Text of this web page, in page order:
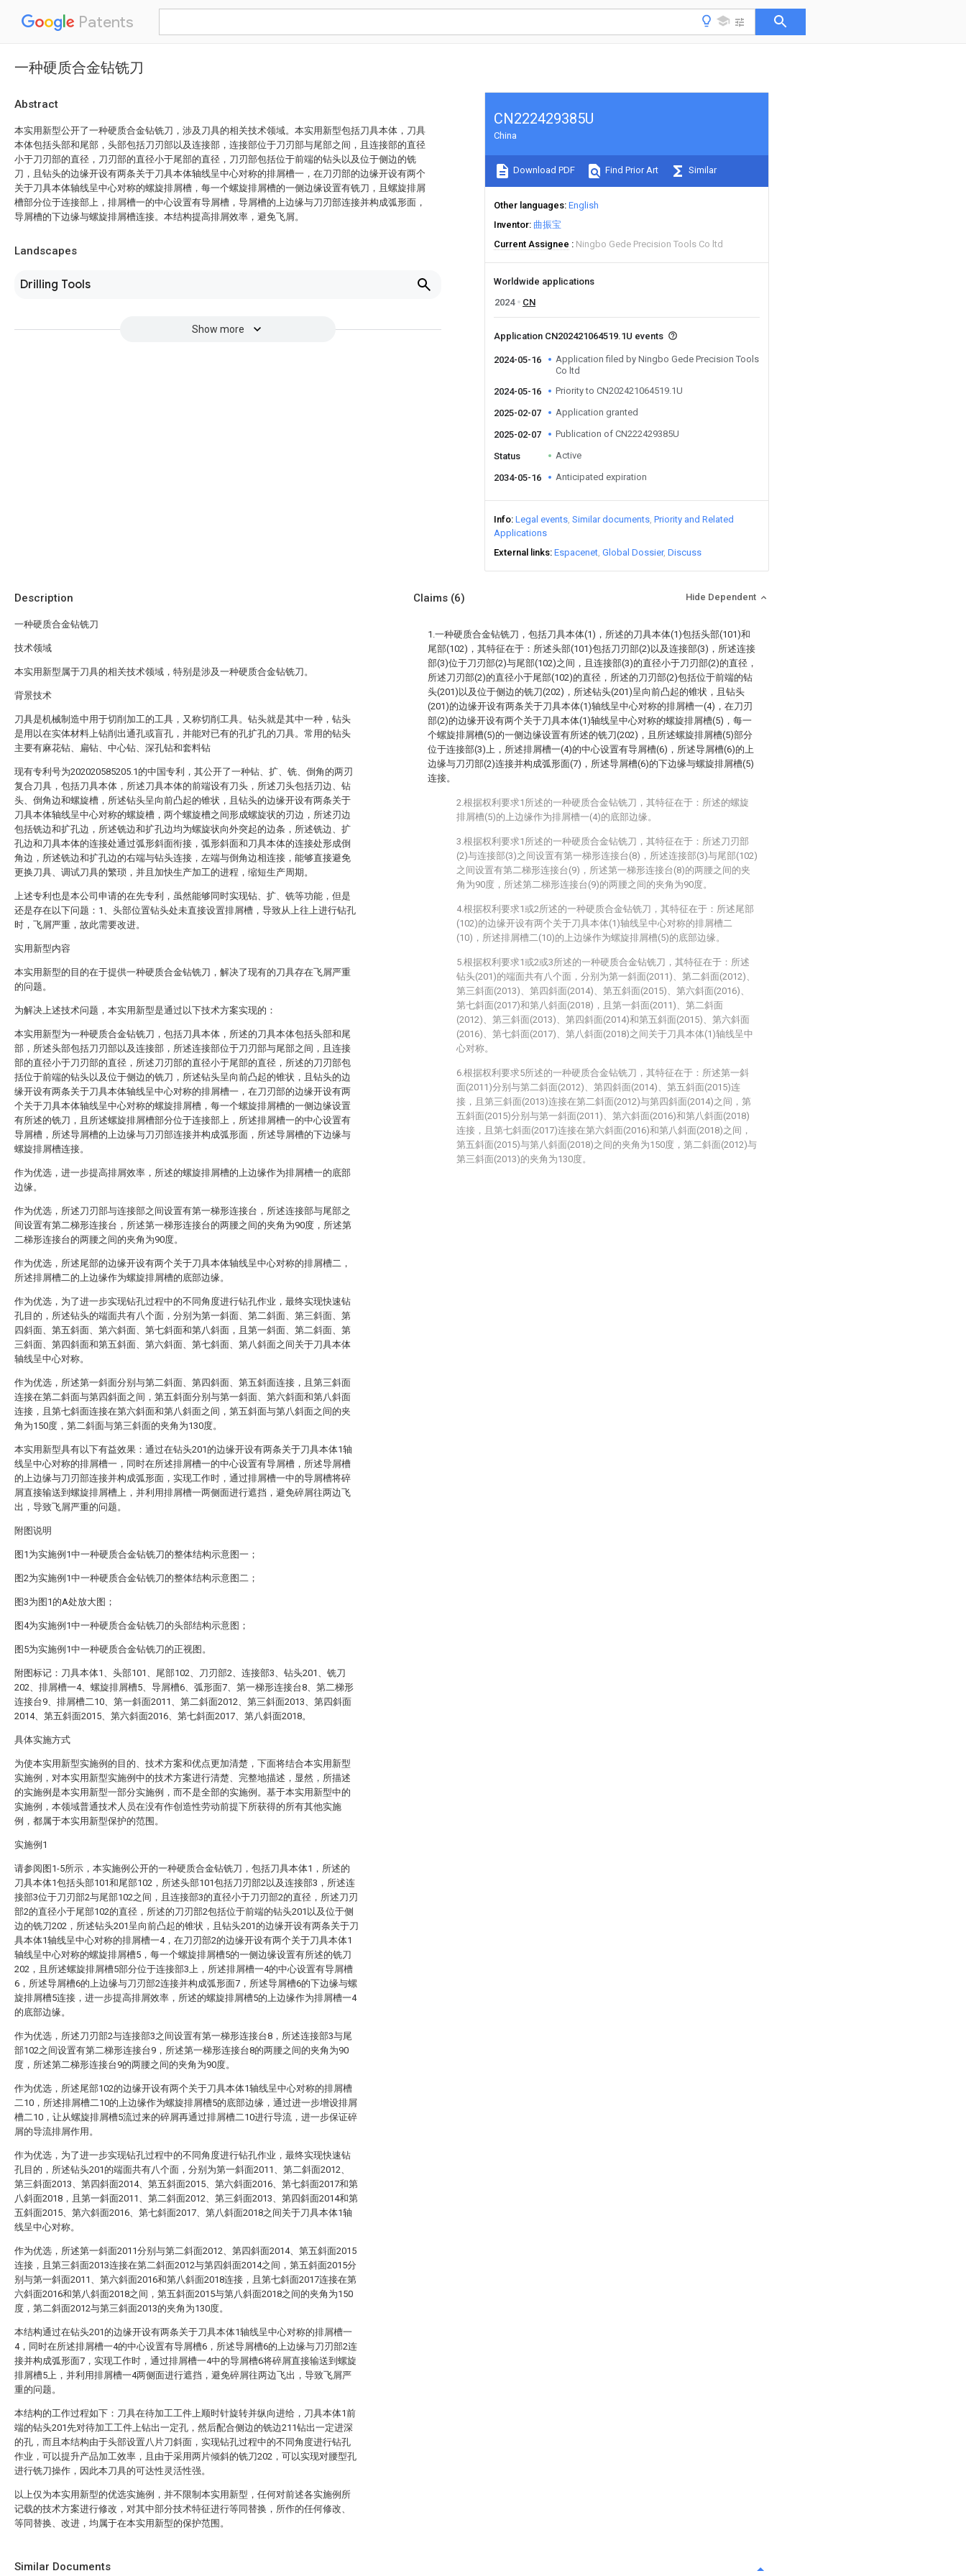
Patents
一种硬质合金钻铣刀
Abstract
本实用新型公开了一种硬质合金钻铣刀，涉及刀具的相关技术领域。本实用新型包括刀具本体，刀具
本体包括头部和尾部，头部包括刀刃部以及连接部，连接部位于刀刃部与尾部之间，且连接部的直径
小于刀刃部的直径，刀刃部的直径小于尾部的直径，刀刃部包括位于前端的钻头以及位于侧边的铣
刀，且钻头的边缘开设有两条关于刀具本体轴线呈中心对称的排屑槽一，在刀刃部的边缘开设有两个
关于刀具本体轴线呈中心对称的螺旋排屑槽，每一个螺旋排屑槽的一侧边缘设置有铣刀，且螺旋排屑
槽部分位于连接部上，排屑槽一的中心设置有导屑槽，导屑槽的上边缘与刀刃部连接并构成弧形面，
导屑槽的下边缘与螺旋排屑槽连接。本结构提高排屑效率，避免飞屑。
Landscapes
Drilling Tools
Show more
CN222429385U
China
Download PDF Find Prior Art Similar
Other languages English
Inventor 曲振宝
Current Assignee
Ningbo Gede Precision Tools Co ltd
Worldwide applications
2024
CN
Application CN202421064519.1U events
2024-05-16
Application filed by Ningbo Gede Precision Tools
Co ltd
2024-05-16
Priority to CN202421064519.1U
2025-02-07 Application granted
2025-02-07 Publication of CN222429385U
Status Active
2034-05-16 Anticipated expiration
Info Legal events Similar documents Priority and Related
Applications
External links Espacenet Global Dossier Discuss
Description
一种硬质合金钻铣刀
技术领域
本实用新型属于刀具的相关技术领域，特别是涉及一种硬质合金钻铣刀。
背景技术
刀具是机械制造中用于切削加工的工具，又称切削工具。钻头就是其中一种，钻头
是用以在实体材料上钻削出通孔或盲孔，并能对已有的孔扩孔的刀具。常用的钻头
主要有麻花钻、扁钻、中心钻、深孔钻和套料钻
现有专利号为202020585205.1的中国专利，其公开了一种钻、扩、铣、倒角的两刃
复合刀具，包括刀具本体，所述刀具本体的前端设有刀头，所述刀头包括刃边、钻
头、倒角边和螺旋槽，所述钻头呈向前凸起的锥状，且钻头的边缘开设有两条关于
刀具本体轴线呈中心对称的螺旋槽，两个螺旋槽之间形成螺旋状的刃边，所述刃边
包括铣边和扩孔边，所述铣边和扩孔边均为螺旋状向外突起的边条，所述铣边、扩
孔边和刀具本体的连接处通过弧形斜面衔接，弧形斜面和刀具本体的连接处形成倒
角边，所述铣边和扩孔边的右端与钻头连接，左端与倒角边相连接，能够直接避免
更换刀具、调试刀具的繁琐，并且加快生产加工的进程，缩短生产周期。
上述专利也是本公司申请的在先专利，虽然能够同时实现钻、扩、铣等功能，但是
还是存在以下问题：1、头部位置钻头处未直接设置排屑槽，导致从上往上进行钻孔
时，飞屑严重，故此需要改进。
实用新型内容
本实用新型的目的在于提供一种硬质合金钻铣刀，解决了现有的刀具存在飞屑严重
的问题。
为解决上述技术问题，本实用新型是通过以下技术方案实现的：
本实用新型为一种硬质合金钻铣刀，包括刀具本体，所述的刀具本体包括头部和尾
部，所述头部包括刀刃部以及连接部，所述连接部位于刀刃部与尾部之间，且连接
部的直径小于刀刃部的直径，所述刀刃部的直径小于尾部的直径，所述的刀刃部包
括位于前端的钻头以及位于侧边的铣刀，所述钻头呈向前凸起的锥状，且钻头的边
缘开设有两条关于刀具本体轴线呈中心对称的排屑槽一，在刀刃部的边缘开设有两
个关于刀具本体轴线呈中心对称的螺旋排屑槽，每一个螺旋排屑槽的一侧边缘设置
有所述的铣刀，且所述螺旋排屑槽部分位于连接部上，所述排屑槽一的中心设置有
导屑槽，所述导屑槽的上边缘与刀刃部连接并构成弧形面，所述导屑槽的下边缘与
螺旋排屑槽连接。
作为优选，进一步提高排屑效率，所述的螺旋排屑槽的上边缘作为排屑槽一的底部
边缘。
作为优选，所述刀刃部与连接部之间设置有第一梯形连接台，所述连接部与尾部之
间设置有第二梯形连接台，所述第一梯形连接台的两腰之间的夹角为90度，所述第
二梯形连接台的两腰之间的夹角为90度。
作为优选，所述尾部的边缘开设有两个关于刀具本体轴线呈中心对称的排屑槽二，
所述排屑槽二的上边缘作为螺旋排屑槽的底部边缘。
作为优选，为了进一步实现钻孔过程中的不同角度进行钻孔作业，最终实现快速钻
孔目的，所述钻头的端面共有八个面，分别为第一斜面、第二斜面、第三斜面、第
四斜面、第五斜面、第六斜面、第七斜面和第八斜面，且第一斜面、第二斜面、第
三斜面、第四斜面和第五斜面、第六斜面、第七斜面、第八斜面之间关于刀具本体
轴线呈中心对称。
作为优选，所述第一斜面分别与第二斜面、第四斜面、第五斜面连接，且第三斜面
连接在第二斜面与第四斜面之间，第五斜面分别与第一斜面、第六斜面和第八斜面
连接，且第七斜面连接在第六斜面和第八斜面之间，第五斜面与第八斜面之间的夹
角为150度，第二斜面与第三斜面的夹角为130度。
本实用新型具有以下有益效果：通过在钻头201的边缘开设有两条关于刀具本体1轴
线呈中心对称的排屑槽一，同时在所述排屑槽一的中心设置有导屑槽，所述导屑槽
的上边缘与刀刃部连接并构成弧形面，实现工作时，通过排屑槽一中的导屑槽将碎
屑直接输送到螺旋排屑槽上，并利用排屑槽一两侧面进行遮挡，避免碎屑往两边飞
出，导致飞屑严重的问题。
附图说明
图1为实施例1中一种硬质合金钻铣刀的整体结构示意图一；
图2为实施例1中一种硬质合金钻铣刀的整体结构示意图二；
图3为图1的A处放大图；
图4为实施例1中一种硬质合金钻铣刀的头部结构示意图；
图5为实施例1中一种硬质合金钻铣刀的正视图。
附图标记：刀具本体1、头部101、尾部102、刀刃部2、连接部3、钻头201、铣刀
202、排屑槽一4、螺旋排屑槽5、导屑槽6、弧形面7、第一梯形连接台8、第二梯形
连接台9、排屑槽二10、第一斜面2011、第二斜面2012、第三斜面2013、第四斜面
2014、第五斜面2015、第六斜面2016、第七斜面2017、第八斜面2018。
具体实施方式
为使本实用新型实施例的目的、技术方案和优点更加清楚，下面将结合本实用新型
实施例，对本实用新型实施例中的技术方案进行清楚、完整地描述，显然，所描述
的实施例是本实用新型一部分实施例，而不是全部的实施例。基于本实用新型中的
实施例，本领域普通技术人员在没有作创造性劳动前提下所获得的所有其他实施
例，都属于本实用新型保护的范围。
实施例1
请参阅图1-5所示，本实施例公开的一种硬质合金钻铣刀，包括刀具本体1，所述的
刀具本体1包括头部101和尾部102，所述头部101包括刀刃部2以及连接部3，所述连
接部3位于刀刃部2与尾部102之间，且连接部3的直径小于刀刃部2的直径，所述刀刃
部2的直径小于尾部102的直径，所述的刀刃部2包括位于前端的钻头201以及位于侧
边的铣刀202，所述钻头201呈向前凸起的锥状，且钻头201的边缘开设有两条关于刀
具本体1轴线呈中心对称的排屑槽一4，在刀刃部2的边缘开设有两个关于刀具本体1
轴线呈中心对称的螺旋排屑槽5，每一个螺旋排屑槽5的一侧边缘设置有所述的铣刀
202，且所述螺旋排屑槽5部分位于连接部3上，所述排屑槽一4的中心设置有导屑槽
6，所述导屑槽6的上边缘与刀刃部2连接并构成弧形面7，所述导屑槽6的下边缘与螺
旋排屑槽5连接，进一步提高排屑效率，所述的螺旋排屑槽5的上边缘作为排屑槽一4
的底部边缘。
作为优选，所述刀刃部2与连接部3之间设置有第一梯形连接台8，所述连接部3与尾
部102之间设置有第二梯形连接台9，所述第一梯形连接台8的两腰之间的夹角为90
度，所述第二梯形连接台9的两腰之间的夹角为90度。
作为优选，所述尾部102的边缘开设有两个关于刀具本体1轴线呈中心对称的排屑槽
二10，所述排屑槽二10的上边缘作为螺旋排屑槽5的底部边缘，通过进一步增设排屑
槽二10，让从螺旋排屑槽5流过来的碎屑再通过排屑槽二10进行导流，进一步保证碎
屑的导流排屑作用。
作为优选，为了进一步实现钻孔过程中的不同角度进行钻孔作业，最终实现快速钻
孔目的，所述钻头201的端面共有八个面，分别为第一斜面2011、第二斜面2012、
第三斜面2013、第四斜面2014、第五斜面2015、第六斜面2016、第七斜面2017和第
八斜面2018，且第一斜面2011、第二斜面2012、第三斜面2013、第四斜面2014和第
五斜面2015、第六斜面2016、第七斜面2017、第八斜面2018之间关于刀具本体1轴
线呈中心对称。
作为优选，所述第一斜面2011分别与第二斜面2012、第四斜面2014、第五斜面2015
连接，且第三斜面2013连接在第二斜面2012与第四斜面2014之间，第五斜面2015分
别与第一斜面2011、第六斜面2016和第八斜面2018连接，且第七斜面2017连接在第
六斜面2016和第八斜面2018之间，第五斜面2015与第八斜面2018之间的夹角为150
度，第二斜面2012与第三斜面2013的夹角为130度。
本结构通过在钻头201的边缘开设有两条关于刀具本体1轴线呈中心对称的排屑槽一
4，同时在所述排屑槽一4的中心设置有导屑槽6，所述导屑槽6的上边缘与刀刃部2连
接并构成弧形面7，实现工作时，通过排屑槽一4中的导屑槽6将碎屑直接输送到螺旋
排屑槽5上，并利用排屑槽一4两侧面进行遮挡，避免碎屑往两边飞出，导致飞屑严
重的问题。
本结构的工作过程如下：刀具在待加工工件上顺时针旋转并纵向进给，刀具本体1前
端的钻头201先对待加工工件上钻出一定孔，然后配合侧边的铣边211钻出一定进深
的孔，而且本结构由于头部设置八片刀斜面，实现钻孔过程中的不同角度进行钻孔
作业，可以提升产品加工效率，且由于采用两片倾斜的铣刀202，可以实现对腰型孔
进行铣刀操作，因此本刀具的可达性灵活性强。
以上仅为本实用新型的优选实施例，并不限制本实用新型，任何对前述各实施例所
记载的技术方案进行修改，对其中部分技术特征进行等同替换，所作的任何修改、
等同替换、改进，均属于在本实用新型的保护范围。
Claims (6) Hide Dependent
1.一种硬质合金钻铣刀，包括刀具本体(1)，所述的刀具本体(1)包括头部(101)和
尾部(102)，其特征在于：所述头部(101)包括刀刃部(2)以及连接部(3)，所述连接
部(3)位于刀刃部(2)与尾部(102)之间，且连接部(3)的直径小于刀刃部(2)的直径，
所述刀刃部(2)的直径小于尾部(102)的直径，所述的刀刃部(2)包括位于前端的钻
头(201)以及位于侧边的铣刀(202)，所述钻头(201)呈向前凸起的锥状，且钻头
(201)的边缘开设有两条关于刀具本体(1)轴线呈中心对称的排屑槽一(4)，在刀刃
部(2)的边缘开设有两个关于刀具本体(1)轴线呈中心对称的螺旋排屑槽(5)，每一
个螺旋排屑槽(5)的一侧边缘设置有所述的铣刀(202)，且所述螺旋排屑槽(5)部分
位于连接部(3)上，所述排屑槽一(4)的中心设置有导屑槽(6)，所述导屑槽(6)的上
边缘与刀刃部(2)连接并构成弧形面(7)，所述导屑槽(6)的下边缘与螺旋排屑槽(5)
连接。
2.根据权利要求1所述的一种硬质合金钻铣刀，其特征在于：所述的螺旋
排屑槽(5)的上边缘作为排屑槽一(4)的底部边缘。
3.根据权利要求1所述的一种硬质合金钻铣刀，其特征在于：所述刀刃部
(2)与连接部(3)之间设置有第一梯形连接台(8)，所述连接部(3)与尾部(102)
之间设置有第二梯形连接台(9)，所述第一梯形连接台(8)的两腰之间的夹
角为90度，所述第二梯形连接台(9)的两腰之间的夹角为90度。
4.根据权利要求1或2所述的一种硬质合金钻铣刀，其特征在于：所述尾部
(102)的边缘开设有两个关于刀具本体(1)轴线呈中心对称的排屑槽二
(10)，所述排屑槽二(10)的上边缘作为螺旋排屑槽(5)的底部边缘。
5.根据权利要求1或2或3所述的一种硬质合金钻铣刀，其特征在于：所述
钻头(201)的端面共有八个面，分别为第一斜面(2011)、第二斜面(2012)、
第三斜面(2013)、第四斜面(2014)、第五斜面(2015)、第六斜面(2016)、
第七斜面(2017)和第八斜面(2018)，且第一斜面(2011)、第二斜面
(2012)、第三斜面(2013)、第四斜面(2014)和第五斜面(2015)、第六斜面
(2016)、第七斜面(2017)、第八斜面(2018)之间关于刀具本体(1)轴线呈中
心对称。
6.根据权利要求5所述的一种硬质合金钻铣刀，其特征在于：所述第一斜
面(2011)分别与第二斜面(2012)、第四斜面(2014)、第五斜面(2015)连
接，且第三斜面(2013)连接在第二斜面(2012)与第四斜面(2014)之间，第
五斜面(2015)分别与第一斜面(2011)、第六斜面(2016)和第八斜面(2018)
连接，且第七斜面(2017)连接在第六斜面(2016)和第八斜面(2018)之间，
第五斜面(2015)与第八斜面(2018)之间的夹角为150度，第二斜面(2012)与
第三斜面(2013)的夹角为130度。
Similar Documents